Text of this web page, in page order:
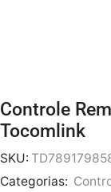
Controle
Tocomlink
SKU:
Categorias: